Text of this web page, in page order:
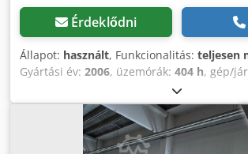
Érdeklődni
Állapot: használt, Funkcionalitás: teljesen
Gyártási év: 2006, üzemórák: 404 h, gép/
227 kg
mm, platformhossz:318 mm, platform
2 030 kg, saját tömeg:2 030 kg
230 mm, szállítási szélesség: